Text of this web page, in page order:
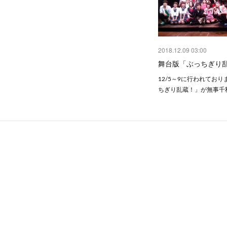
2018.12.09 03:00
舞台版「ぶっちぎり
12/5～9に行われており
ちぎり乱蔵！」が無事